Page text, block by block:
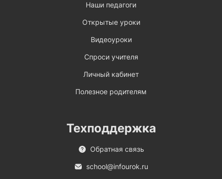
Наши педагоги
Открытые уроки
Видеоуроки
Спроси учителя
Личный кабинет
Полезное родителям
Техподдержка
Обратная связь
school@infourok.ru